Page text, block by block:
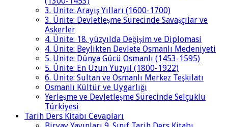
3. Ünite: Arayış Yılları (1600-1700)
3. Ünite: Devletleşme Sürecinde Savaşçılar ve
Askerler
4. Ünite: 18. yüzyılda Değişim ve Diplomasi
4. Ünite: Beylikten Devlete Osmanlı Medeniyeti
5. Ünite: Dünya Gücü Osmanlı (1453-1595)
5. Ünite: En Uzun Yüzyıl (1800-1922)
6. Ünite: Sultan ve Osmanlı Merkez Teşkilatı
Osmanlı Kültür ve Uygarlığı
Yerleşme ve Devletleşme Sürecinde Selçuklu
Türkiyesi
Tarih Ders Kitabı Cevapları